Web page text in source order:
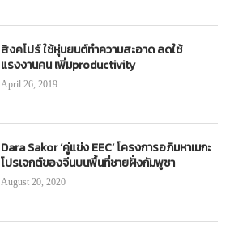
สิงคโปร์ ใช้หุ่นยนต์ทำความสะอาด ลดใช้
แรงงานคน เพิ่มproductivity
April 26, 2019
Dara Sakor ‘คู่แข่ง EEC’ โครงการอภิมหาเมกะ
โปรเจกต์ของจีนบนพื้นที่ชายฝั่งกัมพูชา
August 20, 2020